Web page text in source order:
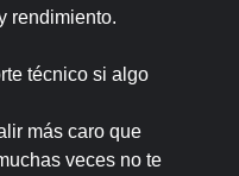
rendimiento.
técnico si algo
más caro que
veces no te